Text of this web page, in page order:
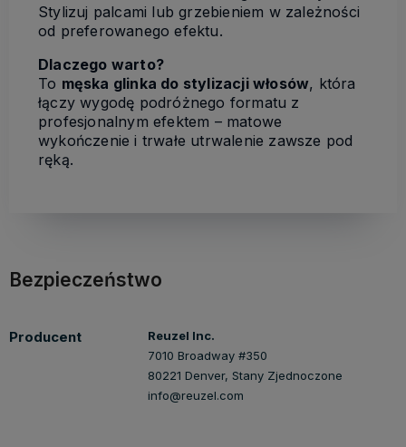
Stylizuj palcami lub grzebieniem w zależności
od preferowanego efektu.
Dlaczego warto?
To męska glinka do stylizacji włosów, która
łączy wygodę podróżnego formatu z
profesjonalnym efektem – matowe
wykończenie i trwałe utrwalenie zawsze pod
ręką.
Bezpieczeństwo
Producent
Reuzel Inc.
7010 Broadway #350
80221 Denver, Stany Zjednoczone
info@reuzel.com